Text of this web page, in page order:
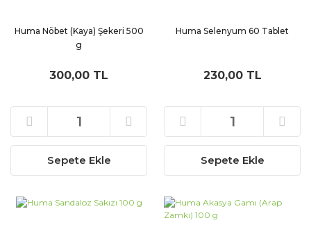
Huma Nöbet (Kaya) Şekeri 500
g
300,00 TL
Sepete Ekle
Huma Selenyum 60 Tablet
230,00 TL
Sepete Ekle